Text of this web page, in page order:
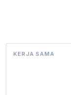
KERJA SAMA